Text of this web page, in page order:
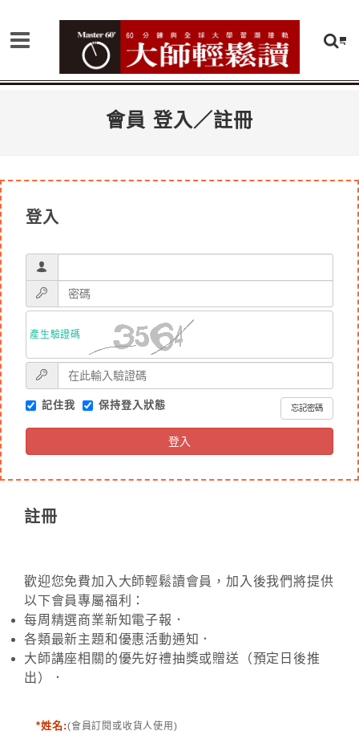
會員 登入／註冊
登入
產生驗證碼
記住我 保持登入狀態 忘記密碼
登入
註冊
歡迎您免費加入大師輕鬆讀會員，加入後我們將提供
以下會員專屬福利：
每周精選商業新知電子報．
各類最新主題和優惠活動通知．
大師講座相關的優先好禮抽獎或贈送（預定日後推
出）．
*姓名:(會員訂閱或收貨人使用)